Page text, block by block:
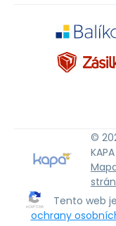
©
Tento web
ochrany